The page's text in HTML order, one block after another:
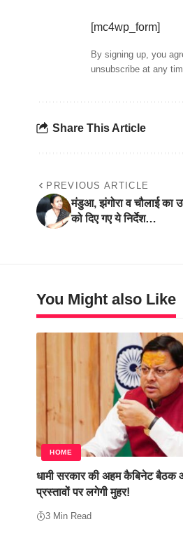
[mc4wp_form]
By signing up, you
unsubscribe at any
Share This Article
PREVIOUS ARTICLE
मंडुआ, झंगोरा व चौलाई का
को दिए गए ये निर्देश…
You Might also Like
HOME
धामी सरकार की अहम कैबिनेट बैठक
प्रस्तावों पर लगेगी मुहर!
3 Min Read